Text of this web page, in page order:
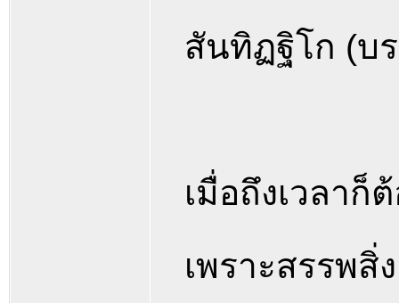
สันทิฏฐิโก (บ
เมื่อถึงเวลาก็
เพราะสรรพสิ่